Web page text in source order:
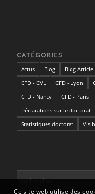
CATÉGORIES
Actus Blog Blog Article
CFD - CVL
CFD - Lyon
CFD - Nancy
CFD - Paris
Déclarations sur le doctorat
Statistiques doctorat
Ce site web utilise des